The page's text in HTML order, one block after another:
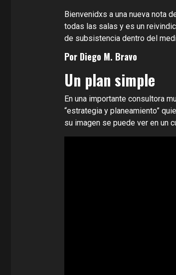
Bienvenidxs a una nueva nota
todas las salas y es un
de subsistencia dentro del
Por Diego M. Bravo
Un plan simple
En una importante consultora
“estrategia y planeamiento”
su imagen se puede ver en un